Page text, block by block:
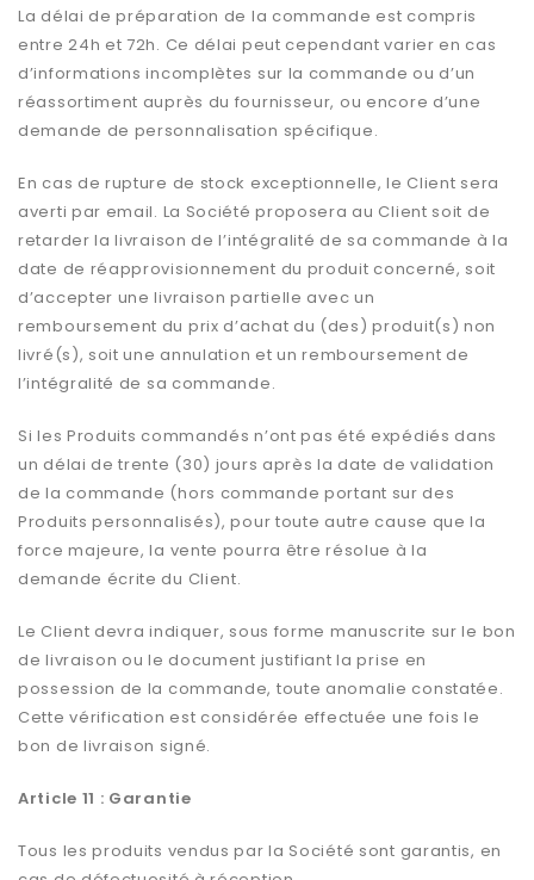
La délai de préparation de la commande est compris
entre 24h et 72h. Ce délai peut cependant varier en cas
d’informations incomplètes sur la commande ou d’un
réassortiment auprès du fournisseur, ou encore d’une
demande de personnalisation spécifique.
En cas de rupture de stock exceptionnelle, le Client sera
averti par email. La Société proposera au Client soit de
retarder la livraison de l’intégralité de sa commande à la
date de réapprovisionnement du produit concerné, soit
d’accepter une livraison partielle avec un
remboursement du prix d’achat du (des) produit(s) non
livré(s), soit une annulation et un remboursement de
l’intégralité de sa commande.
Si les Produits commandés n’ont pas été expédiés dans
un délai de trente (30) jours après la date de validation
de la commande (hors commande portant sur des
Produits personnalisés), pour toute autre cause que la
force majeure, la vente pourra être résolue à la
demande écrite du Client.
Le Client devra indiquer, sous forme manuscrite sur le bon
de livraison ou le document justifiant la prise en
possession de la commande, toute anomalie constatée.
Cette vérification est considérée effectuée une fois le
bon de livraison signé.
Article 11 : Garantie
Tous les produits vendus par la Société sont garantis, en